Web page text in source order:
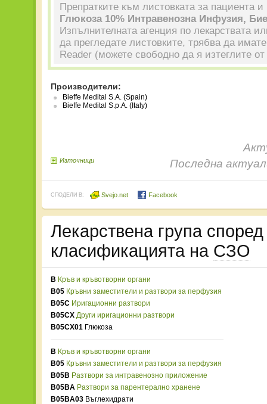
Препратките към листовката за пациента и
Глюкоза 10% Интравенозна Инфузия,
Изпълнителната агенция по лекарствата
да прегледате листовките, трябва да
Reader (можете свободно да я изтеглите от
Производители:
Bieffe Medital S.A. (Spain)
Bieffe Medital S.p.A. (Italy)
Последна
Източници
СПОДЕЛИ В: Svejo.net Facebook
Лекарствена група
класификацията на СЗО
B Кръв и кръвотворни органи
B05 Кръвни заместители и разтвори за перфузия
B05C Иригационни разтвори
B05CX Други иригационни разтвори
B05CX01 Глюкоза
B Кръв и кръвотворни органи
B05 Кръвни заместители и разтвори за перфузия
B05B Разтвори за интравенозно приложение
B05BA Разтвори за парентерално хранене
B05BA03 Въглехидрати